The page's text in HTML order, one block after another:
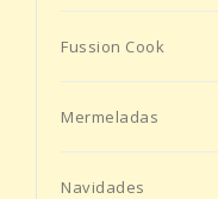
Fussion Cook
Mermeladas
Navidades